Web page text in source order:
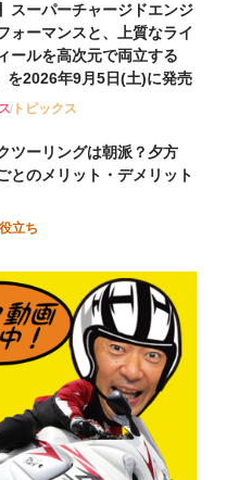
スーパーチャージドエンジ
ォーマンスと、上質なライ
ールを高次元で両立する
を2026年9月5日(土)に発売
トピックス
ツーリングは朝派？夕方
とのメリット・デメリット
立ち